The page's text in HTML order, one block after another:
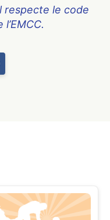
respecte le code